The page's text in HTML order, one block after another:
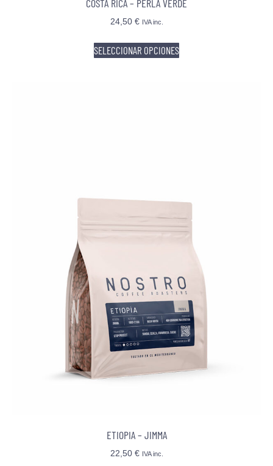
COSTA RICA – PERLA VERDE
24,50 € IVA inc.
SELECCIONAR OPCIONES
ETIOPIA – JIMMA
22,50 € IVA inc.